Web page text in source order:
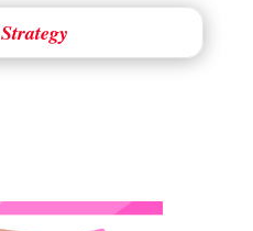
Strategy